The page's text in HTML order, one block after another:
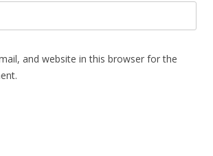
and website in this browser for the